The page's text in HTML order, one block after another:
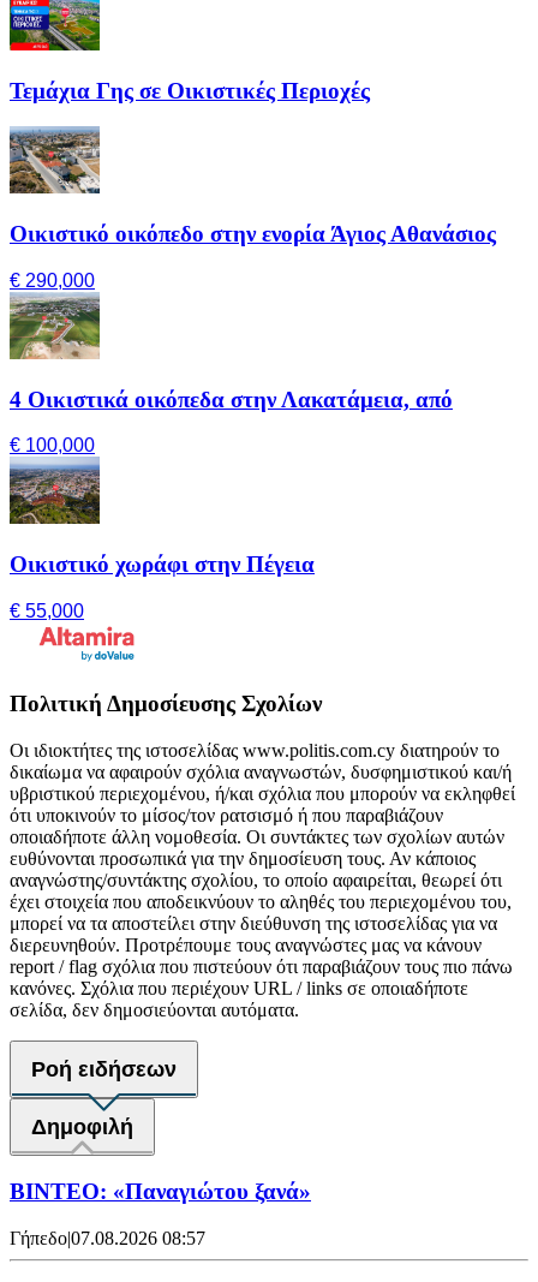
Τεμάχια Γης σε Οικιστικές Περιοχές
Οικιστικό οικόπεδο στην ενορία Άγιος Αθανάσιος
€ 290,000
4 Οικιστικά οικόπεδα στην Λακατάμεια, από
€ 100,000
Οικιστικό χωράφι στην Πέγεια
€ 55,000
Πολιτική Δημοσίευσης Σχολίων
Οι ιδιοκτήτες της ιστοσελίδας www.politis.com.cy διατηρούν το
δικαίωμα να αφαιρούν σχόλια αναγνωστών, δυσφημιστικού και/ή
υβριστικού περιεχομένου, ή/και σχόλια που μπορούν να εκληφθεί
ότι υποκινούν το μίσος/τον ρατσισμό ή που παραβιάζουν
οποιαδήποτε άλλη νομοθεσία. Οι συντάκτες των σχολίων αυτών
ευθύνονται προσωπικά για την δημοσίευση τους. Αν κάποιος
αναγνώστης/συντάκτης σχολίου, το οποίο αφαιρείται, θεωρεί ότι
έχει στοιχεία που αποδεικνύουν το αληθές του περιεχομένου του,
μπορεί να τα αποστείλει στην διεύθυνση της ιστοσελίδας για να
διερευνηθούν. Προτρέπουμε τους αναγνώστες μας να κάνουν
report / flag σχόλια που πιστεύουν ότι παραβιάζουν τους πιο πάνω
κανόνες. Σχόλια που περιέχουν URL / links σε οποιαδήποτε
σελίδα, δεν δημοσιεύονται αυτόματα.
Ροή ειδήσεων
Δημοφιλή
ΒΙΝΤΕΟ: «Παναγιώτου ξανά»
Γήπεδο|07.08.2026 08:57